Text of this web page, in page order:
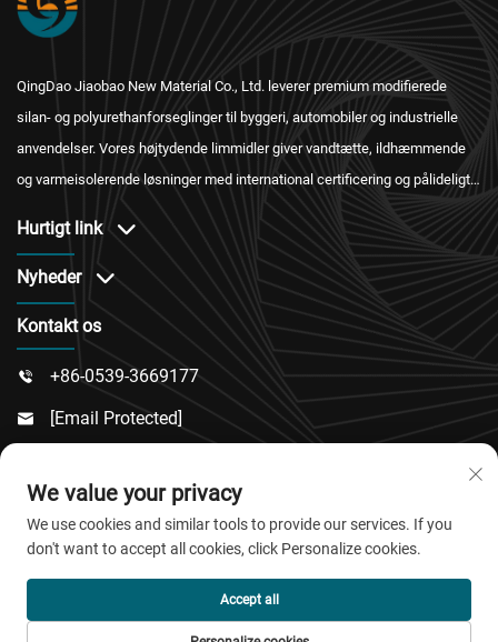
QingDao Jiaobao New Material Co., Ltd. leverer premium modifierede
silan- og polyurethanforseglinger til byggeri, automobiler og industrielle
anvendelser. Vores højtydende limmidler giver vandtætte, ildhæmmende
og varmeisolerende løsninger med international certificering og pålideligt
Hurtigt link
Nyheder
Kontakt os
 +86-0539-3669177
 [email Protected]
County, Weifang By, Shandong Provins
Copyright © 2026 QingDao Jiaobao New Material Co.,Ltd.
Alle rettigheder forbeholdes.
We value your privacy
We use cookies and similar tools to provide our services. If you
don't want to accept all cookies, click Personalize cookies.
Accept all